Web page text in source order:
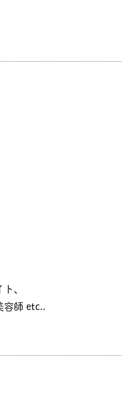
、
容師 etc..